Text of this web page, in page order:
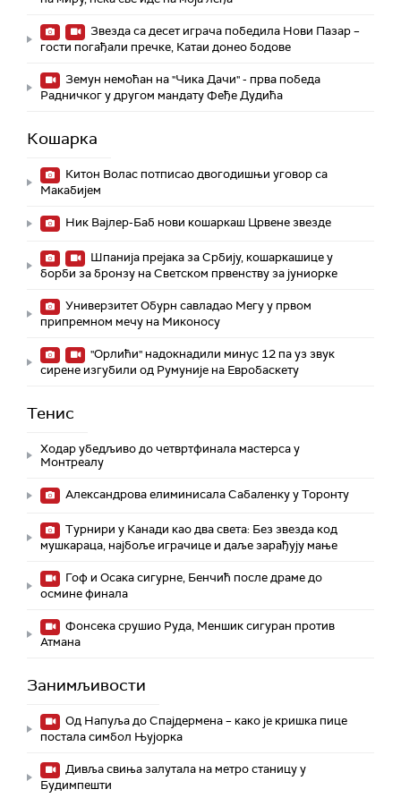
Звезда са десет играча победила Нови Пазар –
гости погађали пречке, Катаи донео бодове
Земун немоћан на "Чика Дачи" - прва победа
Радничког у другом мандату Феђе Дудића
Кошарка
Китон Волас потписао двогодишњи уговор са
Макабијем
Ник Вајлер-Баб нови кошаркаш Црвене звезде
Шпанија прејакa за Србију, кошаркашице у
борби за бронзу на Светском првенству за јуниорке
Универзитет Обурн савладао Мегу у првом
припремном мечу на Миконосу
"Орлићи" надокнадили минус 12 па уз звук
сирене изгубили од Румуније на Евробаскету
Тенис
Ходар убедљиво до четвртфинала мастерса у
Монтреалу
Александрова елиминисала Сабаленку у Торонту
Турнири у Канади као два света: Без звезда код
мушкараца, најбоље играчице и даље зарађују мање
Гоф и Осака сигурне, Бенчић после драме до
осмине финала
Фонсека срушио Руда, Меншик сигуран против
Атмана
Занимљивости
Од Напуља до Спајдермена – како је кришка пице
постала симбол Њујорка
Дивља свиња залутала на метро станицу у
Будимпешти